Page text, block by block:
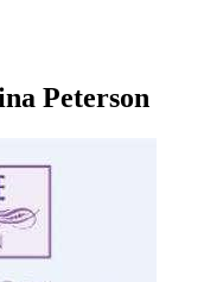
Peterson